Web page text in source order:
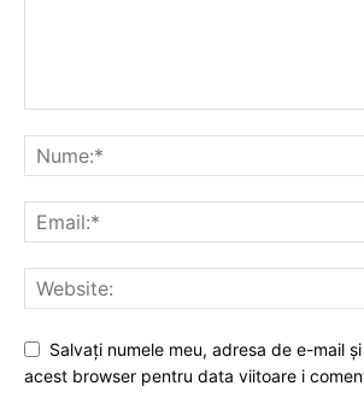
Salvați numele meu, adresa de e-mail
acest browser pentru data viitoare i